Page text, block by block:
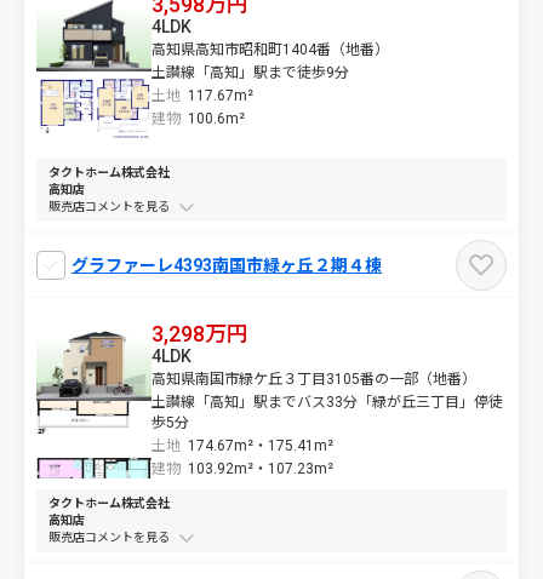
高知県高知市昭和町1404番（地番）
土讃線「高知」駅まで徒歩9分
土地 117.67m²
4LDK
建物 100.6m²
タクトホーム株式会社
高知店
販売店コメントを
グラファーレ4393南国市緑ヶ丘２期４棟
3,298万円
高知県南国市緑ケ丘３丁目3105番の一部（地番）
土讃線「高知」駅までバス33分「緑が丘三丁目」停徒
歩5分
土地 174.67m²・ 175.41m²
4LDK
建物 103.92m²・ 107.23m²
タクトホーム株式会社
高知店
販売店コメントを